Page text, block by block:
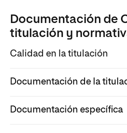
Documentación de
titulación y
Calidad en la titulación
Documentación de la
Documentación específica